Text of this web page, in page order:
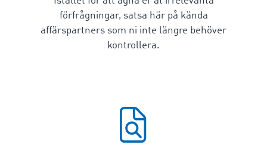
förfrågningar, satsa här på kända
affärspartners som ni inte längre behöver
kontrollera.